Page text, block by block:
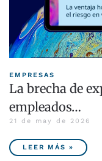
EMPRESAS
La brecha de
empleados…
21 de may de 2026
LEER MÁS »